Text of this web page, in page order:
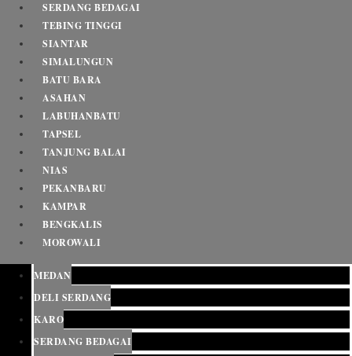
SERDANG BEDAGAI
TEBING TINGGI
SIANTAR
SIMALUNGUN
BATU BARA
ASAHAN
LABUHANBATU
TAPSEL
TANJUNG BALAI
NIAS
PEKANBARU
KAMPAR
BENGKALIS
MOROWALI
MEDAN
DELI SERDANG
KARO
SERDANG BEDAGAI